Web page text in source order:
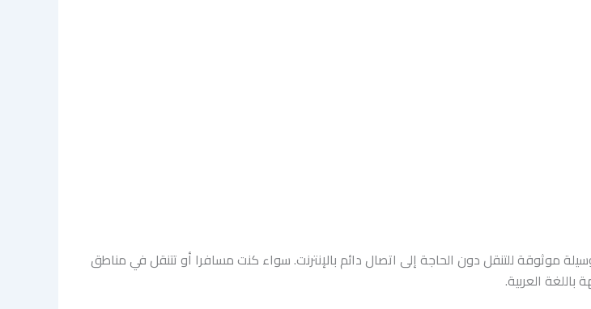
الأمثل لكل من يبحث عن وسيلة موثوقة للتنقل دون الحاجة إلى اتصال دائم بالإنترنت. سواء كنت مسافرا أو تتنقل في مناطق
العربية.